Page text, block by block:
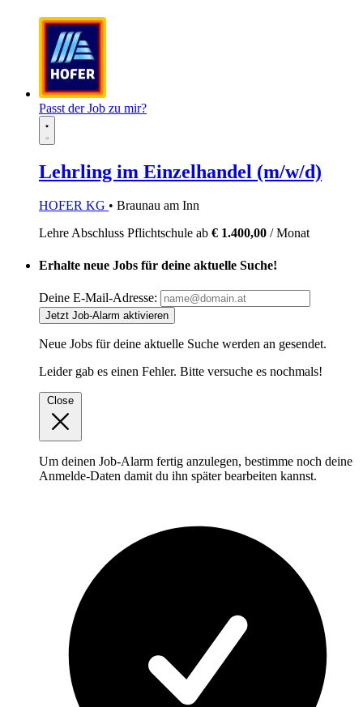
Passt der Job zu mir?
Lehrling im Einzelhandel (m/w/d)
HOFER KG • Braunau am Inn
LehreAbschluss Pflichtschule ab € 1.400,00 / Monat
Erhalte neue Jobs für deine aktuelle Suche!
Deine E-Mail-Adresse:
Jetzt Job-Alarm aktivieren
Neue Jobs für deine aktuelle Suche werden an gesendet.
Leider gab es einen Fehler. Bitte versuche es nochmals!
Close
Um deinen Job-Alarm fertig anzulegen, bestimme noch deine
Anmelde-Daten damit du ihn später bearbeiten kannst.